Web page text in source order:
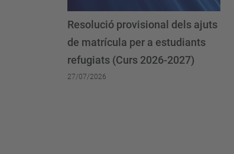
Resolució provisional dels ajuts
de matrícula per a estudiants
refugiats (Curs 2026-2027)
27/07/2026